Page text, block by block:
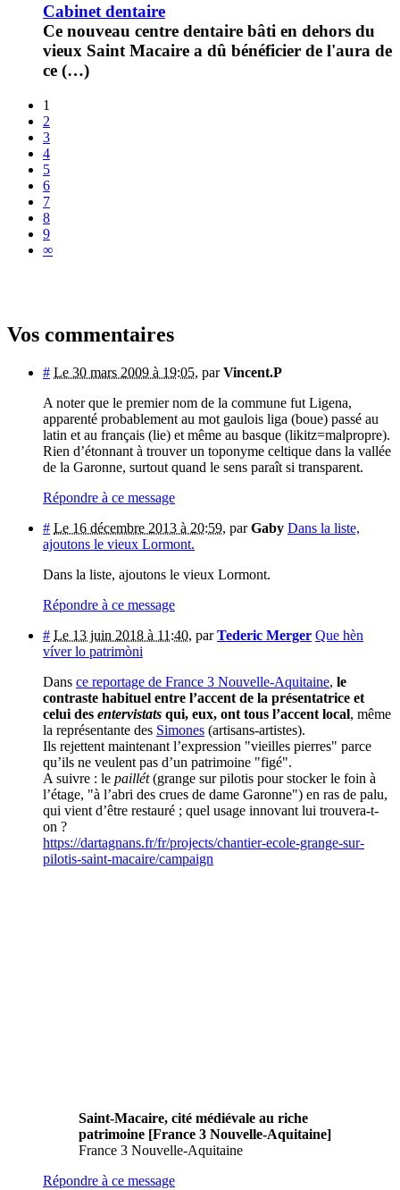
Cabinet dentaire
Ce nouveau centre dentaire bâti en dehors du
vieux Saint Macaire a dû bénéficier de l'aura de
ce (…)
1
2
3
4
5
6
7
8
9
∞
Vos commentaires
# Le 30 mars 2009 à 19:05, parVincent.P
A noter que le premier nom de la commune fut Ligena,
apparenté probablement au mot gaulois liga (boue) passé au
latin et au français (lie) et même au basque (likitz=malpropre).
Rien d’étonnant à trouver un toponyme celtique dans la vallée
de la Garonne, surtout quand le sens paraît si transparent.
Répondre à ce message
# Le 16 décembre 2013 à 20:59, parGaby Dans la liste,
ajoutons le vieux Lormont.
Dans la liste, ajoutons le vieux Lormont.
Répondre à ce message
# Le 13 juin 2018 à 11:40, parTederic Merger Que hèn
víver lo patrimòni
Dans ce reportage de France 3 Nouvelle-Aquitaine, le
contraste habituel entre l’accent de la présentatrice et
celui des entervistats qui, eux, ont tous l’accent local, même
la représentante des Simones (artisans-artistes).
Ils rejettent maintenant l’expression "vieilles pierres" parce
qu’ils ne veulent pas d’un patrimoine "figé".
A suivre : le paillét(grange sur pilotis pour stocker le foin à
l’étage, "à l’abri des crues de dame Garonne") en ras de palu,
qui vient d’être restauré ; quel usage innovant lui trouvera-t-
on ?
https://dartagnans.fr/fr/projects/chantier-ecole-grange-sur-
pilotis-saint-macaire/campaign
Saint-Macaire, cité médiévale au riche
patrimoine [France 3 Nouvelle-Aquitaine]
France 3 Nouvelle-Aquitaine
Répondre à ce message